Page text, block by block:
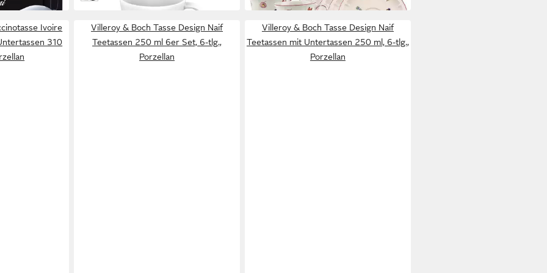
Ivoire
310
Villeroy & Boch Tasse Design Naif
Teetassen 250 ml 6er Set, 6-tlg.,
Porzellan
Villeroy & Boch Tasse Design Naif
Teetassen mit Untertassen 250 ml, 6-tlg.,
Porzellan